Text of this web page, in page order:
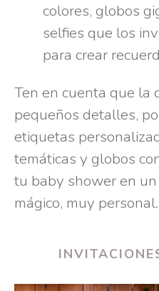
colores, globos
selfies que los
para crear
Ten en cuenta que la
pequeños detalles,
etiquetas
temáticas y globos
tu baby shower en
mágico, muy personal.